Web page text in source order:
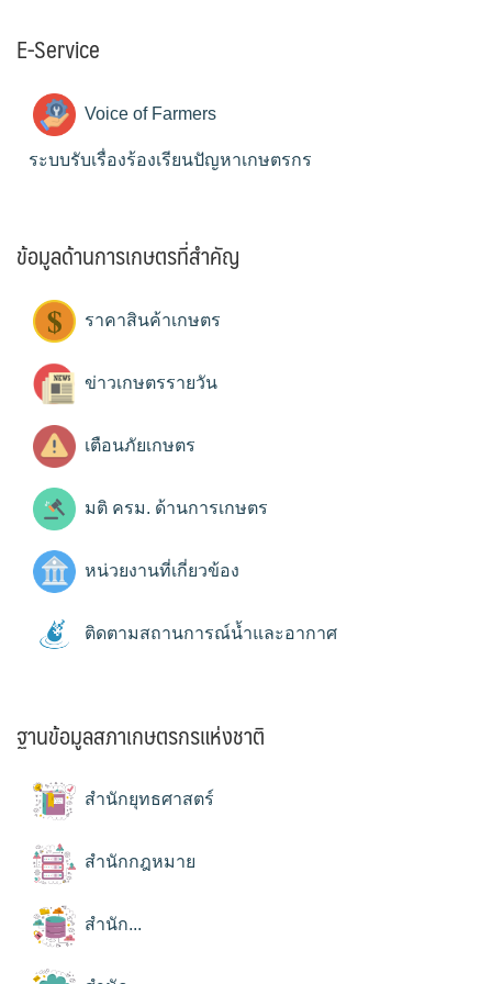
E-Service
Voice of Farmers
ระบบรับเรื่องร้องเรียนปัญหาเกษตรกร
ข้อมูลด้านการเกษตรที่สำคัญ
ราคาสินค้าเกษตร
ข่าวเกษตรรายวัน
เตือนภัยเกษตร
มติ ครม. ด้านการเกษตร
หน่วยงานที่เกี่ยวข้อง
ติดตามสถานการณ์น้ำและอากาศ
ฐานข้อมูลสภาเกษตรกรแห่งชาติ
สำนักยุทธศาสตร์
สำนักกฎหมาย
สำนัก...